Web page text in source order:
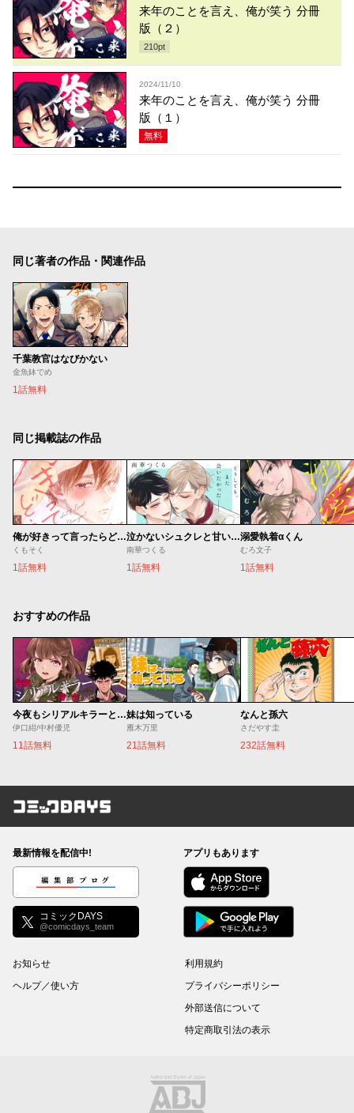
来年のことを言え、俺が笑う 分冊
版（２）
210pt
2024/11/10
来年のことを言え、俺が笑う 分冊
版（１）
無料
同じ著者の作品・関連作品
千葉教官はなびかない
金魚鉢でめ
1話無料
同じ掲載誌の作品
俺が好きって言ったらどうする？
くもそく
1話無料
泣かないシュクレと甘いキス
南華つくる
1話無料
溺愛執着αくん
むろ文子
1話無料
おすすめの作品
今夜もシリアルキラーと待ち合わせ
伊口紺/中村優児
11話無料
妹は知っている
雁木万里
21話無料
なんと孫六
さだやす圭
232話無料
コミックDAYS
最新情報を配信中!
編集部ブログ
コミックDAYS
@comicdays_team
アプリもあります
お知らせ
ヘルプ／使い方
利用規約
プライバシーポリシー
外部送信について
特定商取引法の表示